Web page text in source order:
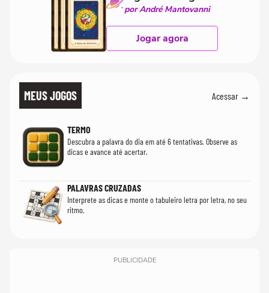
por André Mantovanni
Jogar agora
MEUS JOGOS Acessar →
TERMO
Descubra a palavra do dia em até 6 tentativas. Observe as
dicas e avance até acertar.
PALAVRAS CRUZADAS
Interprete as dicas e monte o tabuleiro letra por letra, no seu
ritmo.
PUBLICIDADE